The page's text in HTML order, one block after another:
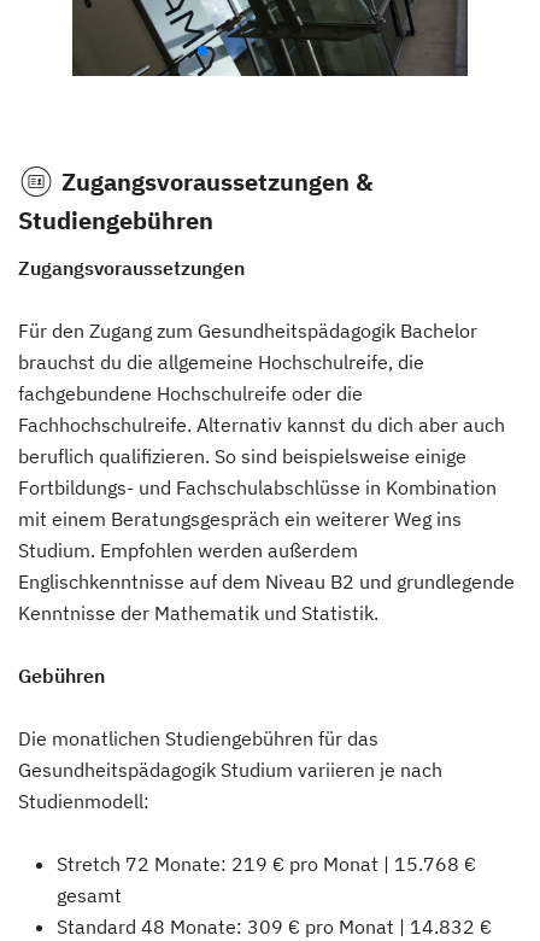
Zugangsvoraussetzungen &
Studiengebühren
Zugangsvoraussetzungen
Für den Zugang zum Gesundheitspädagogik Bachelor
brauchst du die allgemeine Hochschulreife, die
fachgebundene Hochschulreife oder die
Fachhochschulreife. Alternativ kannst du dich aber auch
beruflich qualifizieren. So sind beispielsweise einige
Fortbildungs- und Fachschulabschlüsse in Kombination
mit einem Beratungsgespräch ein weiterer Weg ins
Studium. Empfohlen werden außerdem
Englischkenntnisse auf dem Niveau B2 und grundlegende
Kenntnisse der Mathematik und Statistik.
Gebühren
Die monatlichen Studiengebühren für das
Gesundheitspädagogik Studium variieren je nach
Studienmodell:
Stretch 72 Monate: 219 € pro Monat | 15.768 €
gesamt
Standard 48 Monate: 309 € pro Monat | 14.832 €